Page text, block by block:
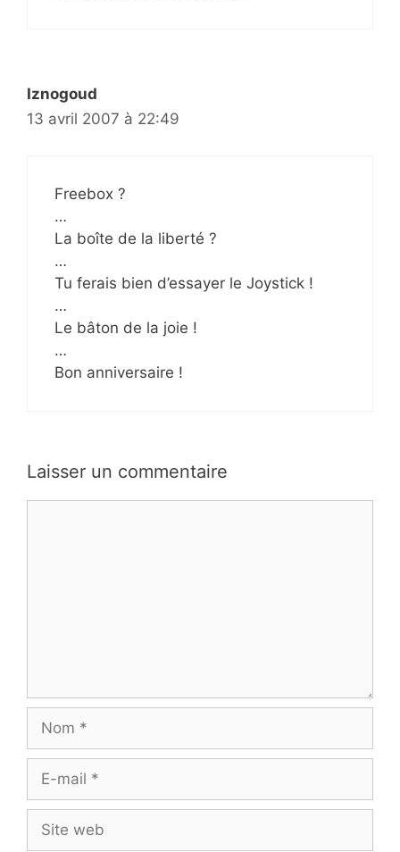
Iznogoud
13 avril 2007 à 22:49
Freebox ?
…
La boîte de la liberté ?
…
Tu ferais bien d’essayer le Joystick !
…
Le bâton de la joie !
…
Bon anniversaire !
Laisser un commentaire
Nom
Site
web